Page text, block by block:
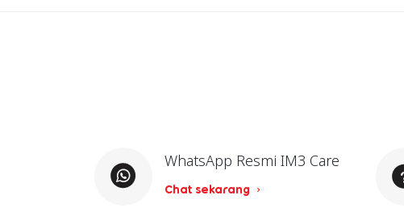
WhatsApp Resmi IM3 Care
Chat sekarang